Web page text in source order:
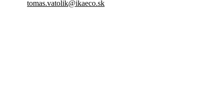
tomas.vatolik@ikaeco.sk